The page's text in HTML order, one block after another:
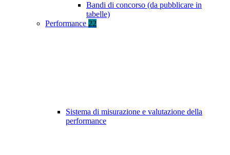
Bandi di concorso (da pubblicare in
tabelle)
Performance 22
Sistema di misurazione e valutazione della
performance